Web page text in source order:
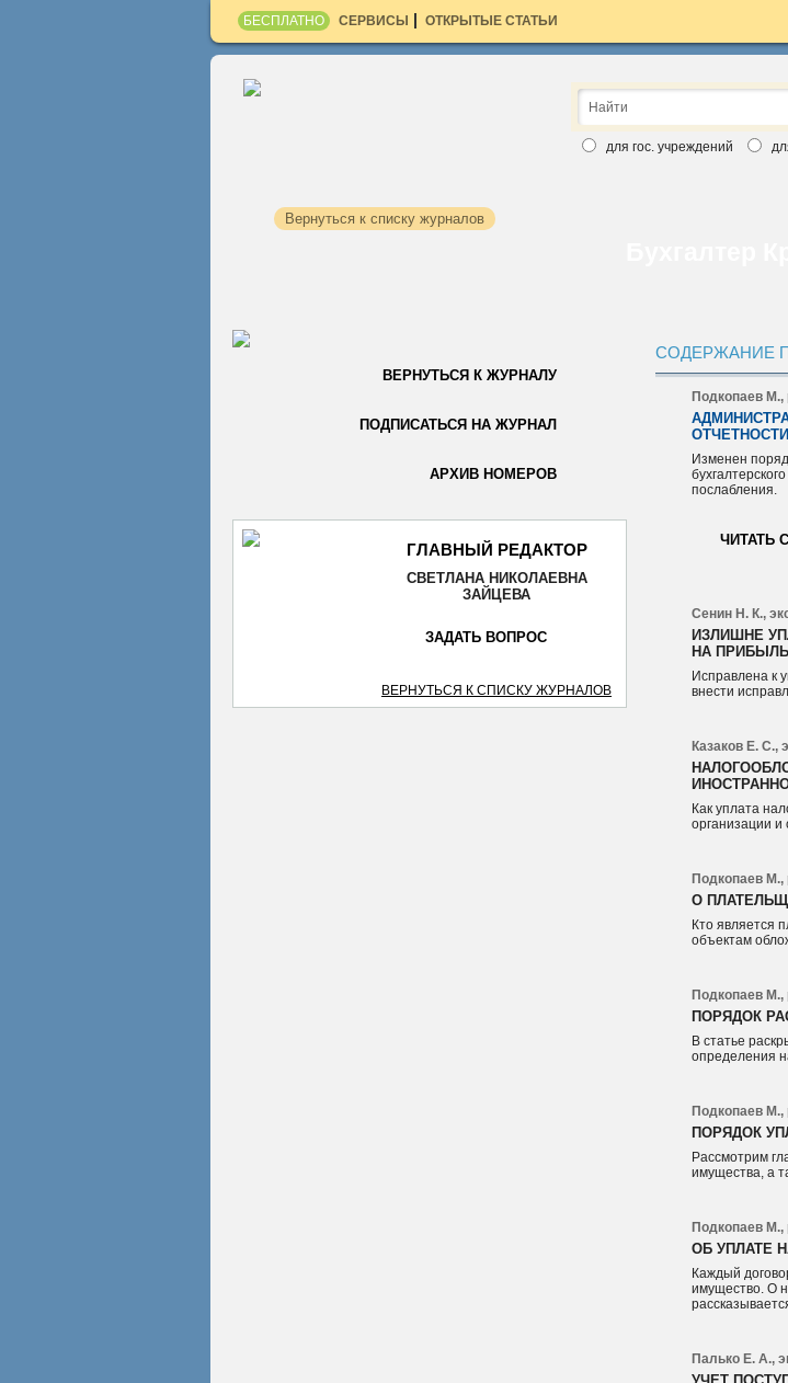
БЕСПЛАТНО СЕРВИСЫ ОТКРЫТЫЕ СТАТЬИ
для гос. учреждений
Вернуться к списку журналов
ВЕРНУТЬСЯ К ЖУРНАЛУ
ПОДПИСАТЬСЯ НА ЖУРНАЛ
АРХИВ НОМЕРОВ
ГЛАВНЫЙ РЕДАКТОР
СВЕТЛАНА НИКОЛАЕВНА
ЗАЙЦЕВА
ЗАДАТЬ ВОПРОС
ВЕРНУТЬСЯ К СПИСКУ ЖУРНАЛОВ
СОДЕРЖАНИЕ
Подкопаев М.,
Изменен
послабления.
ЧИТАТЬ
Сенин Н. К.,
ИЗЛИШНЕ
НА ПРИБЫЛЬ
Исправлена к
внести
Казаков Е. С.,
Как уплата
организации и
Подкопаев М.,
О
Кто является
объектам
Подкопаев М.,
ПОРЯДОК
В статье
определения
Подкопаев М.,
ПОРЯДОК
Рассмотрим
имущества, а
Подкопаев М.,
ОБ УПЛАТЕ
Каждый
имущество. О
Палько Е. А.,
ЗАЯВКА НА
Введите свои данные, выберите
Для коммерческих организаций